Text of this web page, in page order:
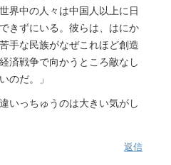
界中の人々は中国人以上に日
きずにいる。彼らは、はにか
手な民族がなぜこれほど創造
済戦争で向かうところ敵なし
のだ。」
いっちゅうのは大きい気がし
返信